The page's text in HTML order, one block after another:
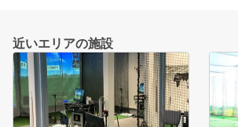
近いエリアの施設